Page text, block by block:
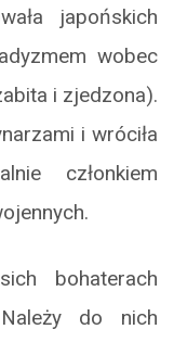
japońskich
wobec
i zjedzona).
i wróciła
członkiem
bohaterach
Należy do nich